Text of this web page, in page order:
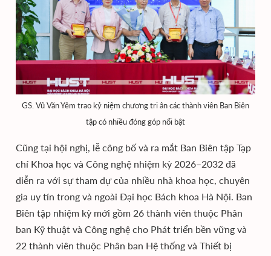
GS. Vũ Văn Yêm trao kỷ niệm chương tri ân các thành viên Ban Biên
tập có nhiều đóng góp nổi bật
Cũng tại hội nghị, lễ công bố và ra mắt Ban Biên tập Tạp
chí Khoa học và Công nghệ nhiệm kỳ 2026–2032 đã
diễn ra với sự tham dự của nhiều nhà khoa học, chuyên
gia uy tín trong và ngoài Đại học Bách khoa Hà Nội. Ban
Biên tập nhiệm kỳ mới gồm 26 thành viên thuộc Phân
ban Kỹ thuật và Công nghệ cho Phát triển bền vững và
22 thành viên thuộc Phân ban Hệ thống và Thiết bị